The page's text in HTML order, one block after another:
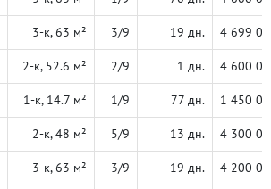
3-к, 63 м² 3/9 19 дн. 4 699
2-к, 52.6 м² 2/9 1 дн. 4 600
1-к, 14.7 м² 1/9 77 дн. 1 450
2-к, 48 м² 5/9 13 дн. 4 300
3-к, 63 м² 3/9 19 дн. 4 200